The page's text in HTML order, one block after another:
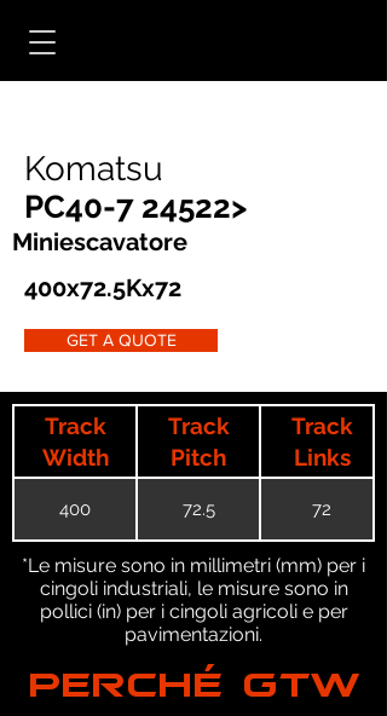
Komatsu
PC40-7 24522>
Miniescavatore
400x72.5Kx72
GET A QUOTE
Track
Width
Track
Pitch
Track
Links
400 72.5 72
*Le misure sono in millimetri (mm) per i
cingoli industriali, le misure sono in
pollici (in) per i cingoli agricoli e per
pavimentazioni.
PERCHÉ GTW